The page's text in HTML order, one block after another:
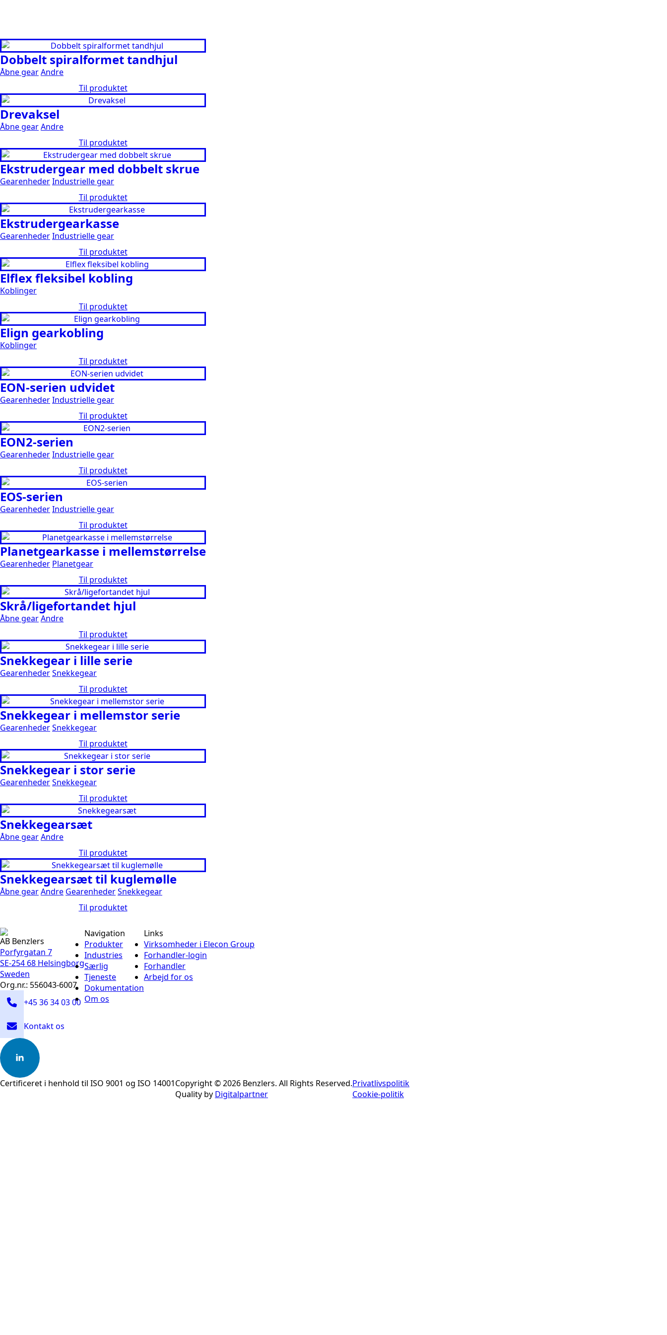
Dobbelt spiralformet tandhjul
Åbne gearAndre
Til produktet
Drevaksel
Åbne gearAndre
Til produktet
Ekstrudergear med dobbelt skrue
GearenhederIndustrielle gear
Til produktet
Ekstrudergearkasse
GearenhederIndustrielle gear
Til produktet
Elflex fleksibel kobling
Koblinger
Til produktet
Elign gearkobling
Koblinger
Til produktet
EON-serien udvidet
GearenhederIndustrielle gear
Til produktet
EON2-serien
GearenhederIndustrielle gear
Til produktet
EOS-serien
GearenhederIndustrielle gear
Til produktet
Planetgearkasse i mellemstørrelse
Gearenheder Planetgear
Til produktet
Skrå/ligefortandet hjul
Åbne gearAndre
Til produktet
Snekkegear i lille serie
GearenhederSnekkegear
Til produktet
Snekkegear i mellemstor serie
GearenhederSnekkegear
Til produktet
Snekkegear i stor serie
GearenhederSnekkegear
Til produktet
Snekkegearsæt
Åbne gearAndre
Til produktet
Snekkegearsæt til kuglemølle
Åbne gearAndre GearenhederSnekkegear
Til produktet
AB Benzlers
Porfyrgatan 7
SE-254 68 Helsingborg
Sweden
Org.nr.: 556043-6007
+45 36 34 03 00
Kontakt os
Navigation
Produkter
Industries
Særlig
Tjeneste
Dokumentation
Om os
Links
Virksomheder i Elecon Group
Forhandler-login
Forhandler
Arbejd for os
Certificeret i henhold til ISO 9001 og ISO 14001Copyright © 2026 Benzlers. All Rights Reserved.
Quality by Digitalpartner
Privatlivspolitik
Cookie-politik